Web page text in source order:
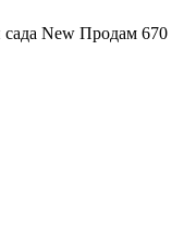
New Продам 670